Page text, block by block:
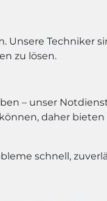
Unsere Techniker
zu lösen.
– unser
daher
schnell,